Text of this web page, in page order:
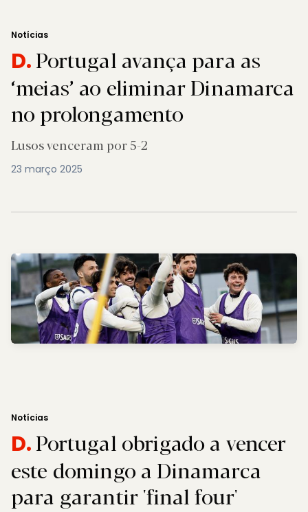
Notícias
D.Portugal avança para as
‘meias’ ao eliminar Dinamarca
no prolongamento
Lusos venceram por 5-2
23 março 2025
Notícias
D.Portugal obrigado a vencer
este domingo a Dinamarca
para garantir 'final four'